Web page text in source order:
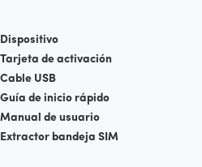
Dispositivo
Tarjeta de activación
Cable USB
Guía de inicio rápido
Manual de usuario
Extractor bandeja SIM